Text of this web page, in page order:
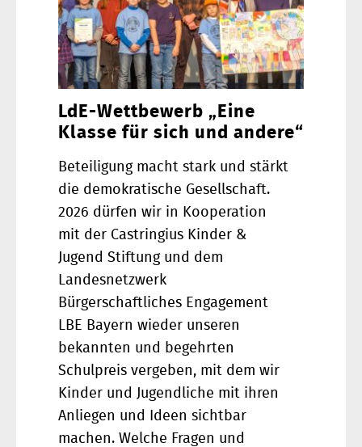
LdE-Wettbewerb „Eine
Klasse für sich und andere“
Beteiligung macht stark und stärkt
die demokratische Gesellschaft.
2026 dürfen wir in Kooperation
mit der Castringius Kinder &
Jugend Stiftung und dem
Landesnetzwerk
Bürgerschaftliches Engagement
LBE Bayern wieder unseren
bekannten und begehrten
Schulpreis vergeben, mit dem wir
Kinder und Jugendliche mit ihren
Anliegen und Ideen sichtbar
machen. Welche Fragen und